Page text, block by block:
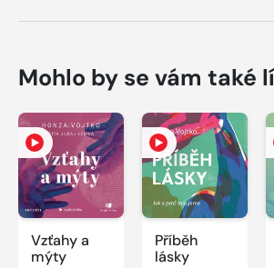
Mohlo by se vám také
Vzťahy a
mýty
Příběh
lásky